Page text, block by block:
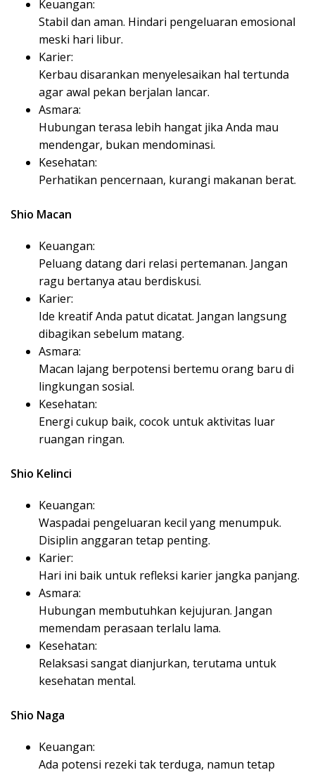
Keuangan:
Stabil dan aman. Hindari pengeluaran emosional
meski hari libur.
Karier:
Kerbau disarankan menyelesaikan hal tertunda
agar awal pekan berjalan lancar.
Asmara:
Hubungan terasa lebih hangat jika Anda mau
mendengar, bukan mendominasi.
Kesehatan:
Perhatikan pencernaan, kurangi makanan berat.
Shio Macan
Keuangan:
Peluang datang dari relasi pertemanan. Jangan
ragu bertanya atau berdiskusi.
Karier:
Ide kreatif Anda patut dicatat. Jangan langsung
dibagikan sebelum matang.
Asmara:
Macan lajang berpotensi bertemu orang baru di
lingkungan sosial.
Kesehatan:
Energi cukup baik, cocok untuk aktivitas luar
ruangan ringan.
Shio Kelinci
Keuangan:
Waspadai pengeluaran kecil yang menumpuk.
Disiplin anggaran tetap penting.
Karier:
Hari ini baik untuk refleksi karier jangka panjang.
Asmara:
Hubungan membutuhkan kejujuran. Jangan
memendam perasaan terlalu lama.
Kesehatan:
Relaksasi sangat dianjurkan, terutama untuk
kesehatan mental.
Shio Naga
Keuangan:
Ada potensi rezeki tak terduga, namun tetap